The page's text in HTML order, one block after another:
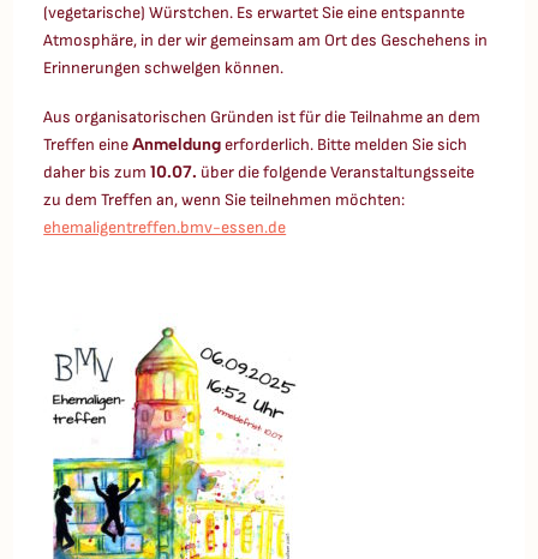
(vegetarische) Würstchen. Es erwartet Sie eine entspannte
Atmosphäre, in der wir gemeinsam am Ort des Geschehens in
Erinnerungen schwelgen können.
Aus organisatorischen Gründen ist für die Teilnahme an dem
Treffen eineAnmeldungerforderlich. Bitte melden Sie sich
daher bis zum10.07. über die folgende Veranstaltungsseite
zu dem Treffen an, wenn Sie teilnehmen möchten:
ehemaligentreffen.bmv-essen.de